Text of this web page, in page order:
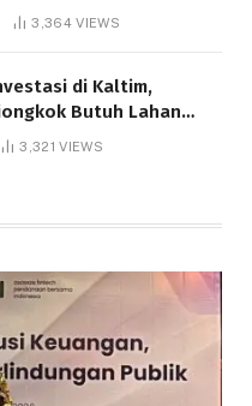
3,364VIEWS
di Kaltim,
Butuh Lahan
3,321VIEWS